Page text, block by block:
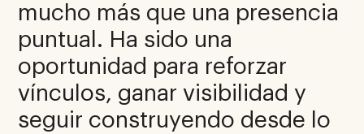
mucho más que una presencia
puntual. Ha sido una
oportunidad para reforzar
vínculos, ganar visibilidad y
seguir construyendo desde lo